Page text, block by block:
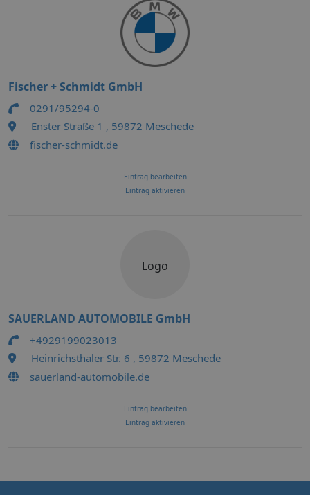
Fischer + Schmidt GmbH
0291/95294-0
Enster Straße 1 , 59872 Meschede
fischer-schmidt.de
Eintrag bearbeiten
Eintrag aktivieren
Logo
SAUERLAND AUTOMOBILE GmbH
+4929199023013
Heinrichsthaler Str. 6 , 59872 Meschede
sauerland-automobile.de
Eintrag bearbeiten
Eintrag aktivieren